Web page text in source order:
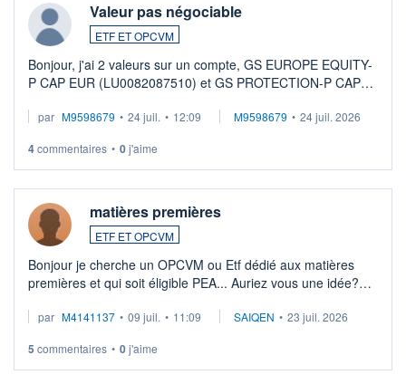
Valeur pas négociable
ETF ET OPCVM
Bonjour, j'ai 2 valeurs sur un compte, GS EUROPE EQUITY-
P CAP EUR (LU0082087510) et GS PROTECTION-P CAP
veux procéder à la vente, on me signale ...
par M9598679 • 24 juil. • 12:09 M9598679 • 24 juil. 2026
4commentaires • 0j'aime
matières premières
ETF ET OPCVM
Bonjour je cherche un OPCVM ou Etf dédié aux matières
premières et qui soit éligible PEA... Auriez vous une idée?
par M4141137 • 09 juil. • 11:09 SAIQEN • 23 juil. 2026
5 commentaires • 0j'aime